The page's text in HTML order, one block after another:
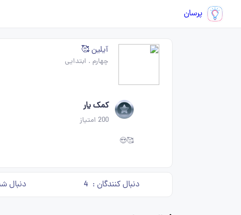
پرسان
آیلین 🥰
چهارم . ابتدایی
کمک یار
200 امتیاز
🥰😍
دنبال کنندگان : 4 دنبال